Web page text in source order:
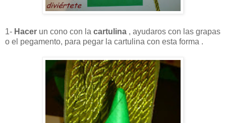
1- Hacer un cono con la cartulina , ayudaros con las grapas
o el pegamento, para pegar la cartulina con esta forma .